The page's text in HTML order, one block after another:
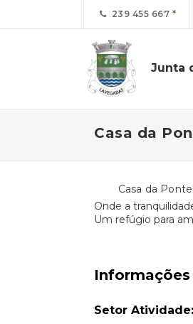
239 455 667
Junta
Casa da
Casa da Ponte
Onde a
Um refúgio para
Informações
Setor Atividade: